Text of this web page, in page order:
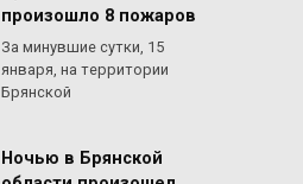
произошло 8 пожаров
За минувшие сутки, 15
января, на территории
Брянской
Ночью в Брянской